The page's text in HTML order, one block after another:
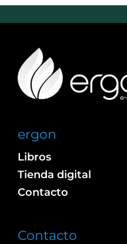
ergon
Libros
Tienda digital
Contacto
Contacto